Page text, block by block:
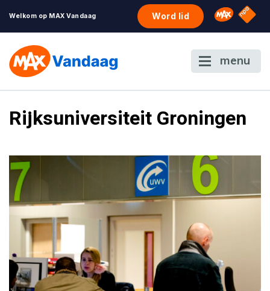
Welkom op MAX Vandaag Word lid Omroep
NPO
menu
Rijksuniversiteit Groningen